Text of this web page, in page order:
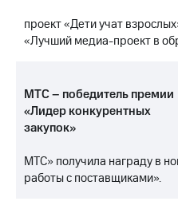
проект «Дети учат
«Лучший медиа-проект в
МТС – победитель премии
«Лидер конкурентных
закупок»
МТС» получила награду в
работы с поставщиками».